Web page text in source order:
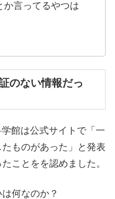
か言ってるやつは
のない情報だっ
館は公式サイトで「一
ものがあった」と発表
ことをを認めました。
何なのか？